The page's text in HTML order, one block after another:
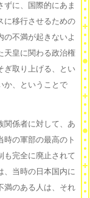
に、国際的にあま
に移行させるための
不満が起きないよ
天皇に関わる政治権
ぎ取り上げる、とい
か、ということで
係者に対して、あ
時の軍部の最高のト
も完全に廃止されて
、当時の日本国内に
満のある人は、それ